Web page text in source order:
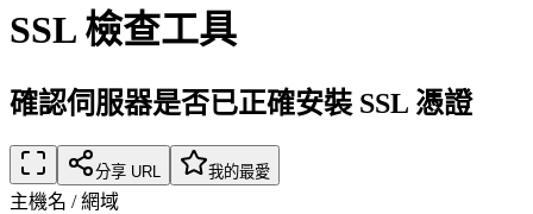
SSL 檢查工具
確認伺服器是否已正確安裝 SSL 憑證
分享 URL 我的最愛
主機名 / 網域